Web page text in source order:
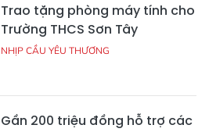
Trao tặng phòng máy tính cho
Trường THCS Sơn Tây
NHỊP CẦU YÊU THƯƠNG
Gần 200 triệu đồng hỗ trợ các